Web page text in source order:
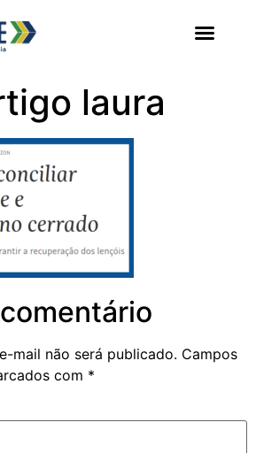
laura
mail não será publicado. Campos
com *